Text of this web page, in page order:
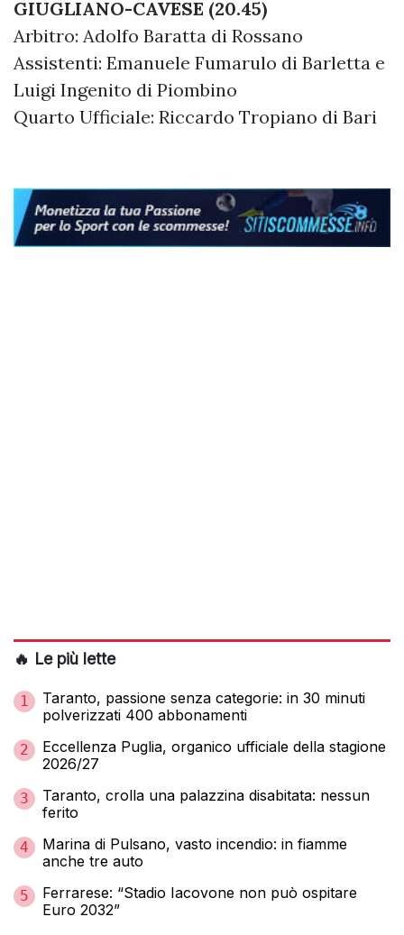
GIUGLIANO-CAVESE (20.45)
Arbitro: Adolfo Baratta di Rossano
Assistenti: Emanuele Fumarulo di Barletta e
Luigi Ingenito di Piombino
Quarto Ufficiale: Riccardo Tropiano di Bari
🔥 Le più lette
1
Taranto, passione senza categorie: in 30 minuti
polverizzati 400 abbonamenti
2
Eccellenza Puglia, organico ufficiale della stagione
2026/27
3
Taranto, crolla una palazzina disabitata: nessun
ferito
4
Marina di Pulsano, vasto incendio: in fiamme
anche tre auto
5
Ferrarese: “Stadio Iacovone non può ospitare
Euro 2032”